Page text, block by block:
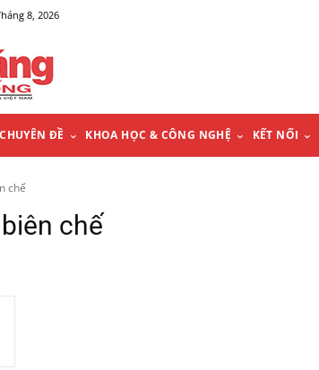
8, 2026
CHUYÊN ĐỀ KHOA HỌC & CÔNG NGHỆ KẾT NỐI
chế
chế